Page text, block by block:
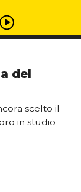
del
scelto il
in studio